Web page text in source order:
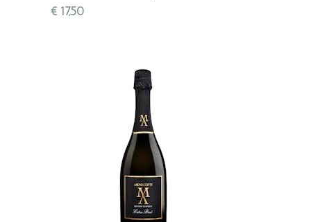
Sauvignon) uit de regio Verona met decente
€ 17,50